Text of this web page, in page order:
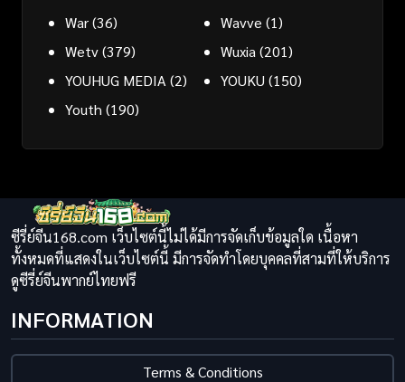
War(36) Wavve (1)
Wetv(379) Wuxia (201)
YOUHUG MEDIA (2) YOUKU (150)
Youth (190)
ซีรี่ย์จีน168.com เว็บไซต์นี้ไม่ได้มีการจัดเก็บข้อมูลใด เนื้อหา
ทั้งหมดที่แสดงในเว็บไซต์นี้ มีการจัดทำโดยบุคคลที่สามที่ให้บริการ
ดูซีรี่ย์จีนพากย์ไทยฟรี
INFORMATION
Terms & Conditions